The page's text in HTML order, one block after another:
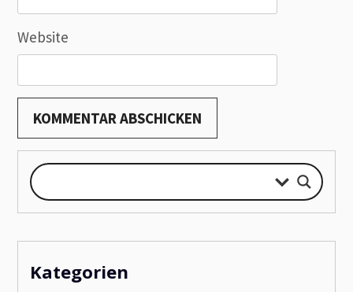
Website
Kategorien